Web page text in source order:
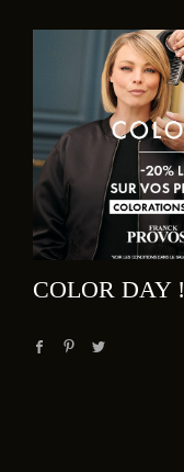
COLOR DAY !